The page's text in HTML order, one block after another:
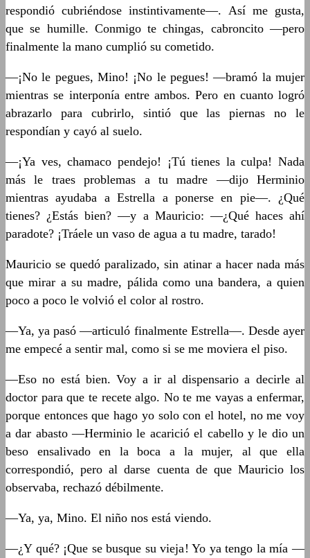
respondió cubriéndose instintivamente—. Así me gusta,
que se humille. Conmigo te chingas, cabroncito —pero
finalmente la mano cumplió su cometido.
—¡No le pegues, Mino! ¡No le pegues! —bramó la mujer
mientras se interponía entre ambos. Pero en cuanto logró
abrazarlo para cubrirlo, sintió que las piernas no le
respondían y cayó al suelo.
—¡Ya ves, chamaco pendejo! ¡Tú tienes la culpa! Nada
más le traes problemas a tu madre —dijo Herminio
mientras ayudaba a Estrella a ponerse en pie—. ¿Qué
tienes? ¿Estás bien? —y a Mauricio: —¿Qué haces ahí
paradote? ¡Tráele un vaso de agua a tu madre, tarado!
Mauricio se quedó paralizado, sin atinar a hacer nada más
que mirar a su madre, pálida como una bandera, a quien
poco a poco le volvió el color al rostro.
—Ya, ya pasó —articuló finalmente Estrella—. Desde ayer
me empecé a sentir mal, como si se me moviera el piso.
—Eso no está bien. Voy a ir al dispensario a decirle al
doctor para que te recete algo. No te me vayas a enfermar,
porque entonces que hago yo solo con el hotel, no me voy
a dar abasto —Herminio le acarició el cabello y le dio un
beso ensalivado en la boca a la mujer, al que ella
correspondió, pero al darse cuenta de que Mauricio los
observaba, rechazó débilmente.
—Ya, ya, Mino. El niño nos está viendo.
—¿Y qué? ¡Que se busque su vieja! Yo ya tengo la mía —